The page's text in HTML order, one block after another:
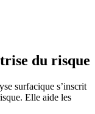
du risque
surfacique s’inscrit
Elle aide les